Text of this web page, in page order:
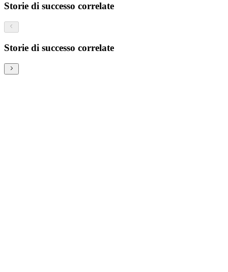
Storie di successo correlate
Storie di successo correlate